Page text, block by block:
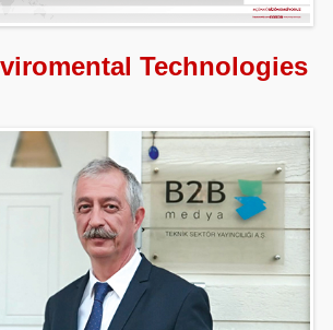
Technologies